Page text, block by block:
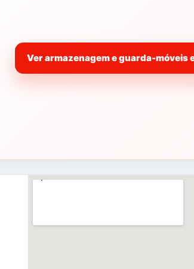
Ver armazenagem e guarda-móveis